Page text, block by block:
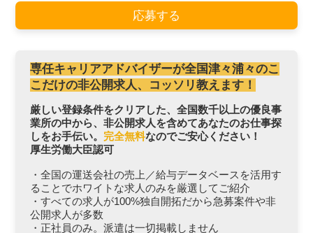
応募する
専任キャリアアドバイザーが全国津々浦々のこ
こだけの非公開求人、コッソリ教えます！
厳しい登録条件をクリアした、全国数千以上の優良事
業所の中から、非公開求人を含めてあなたのお仕事探
しをお手伝い。 完全無料なのでご安心ください！
厚生労働大臣認可
・全国の運送会社の売上／給与データベースを活用す
ることでホワイトな求人のみを厳選してご紹介
・すべての求人が100%独自開拓だから急募案件や非
公開求人が多数
・正社員のみ。派遣は一切掲載しません